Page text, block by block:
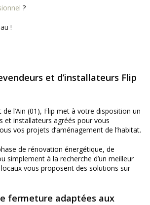
?
!
et d’installateurs Flip
l’Ain (01), Flip met à votre disposition un
et installateurs agréés pour vous
vos projets d’aménagement de l’habitat.
de rénovation énergétique, de
simplement à la recherche d’un meilleur
vous proposent des solutions sur
fermeture adaptées aux